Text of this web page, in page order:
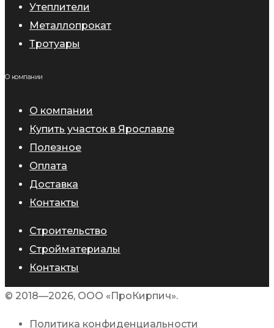
Утеплители
Металлопрокат
Тротуары
О компании
О компании
Купить участок в Ярославле
Полезное
Оплата
Доставка
Контакты
Строительство
Стройматериалы
Контакты
© 2018—2026, ООО «ПроКирпич».
Политика конфиденциальности